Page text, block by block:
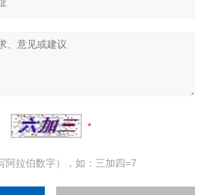
阿拉伯数字），如：三加四=7